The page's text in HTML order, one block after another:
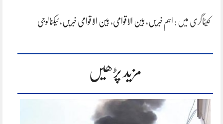
کیٹاگری میں : اہم خبریں ، بین الاقوامی، بین الاقوامی خبریں ،ٹیکنالوجی
مزید پڑھیں